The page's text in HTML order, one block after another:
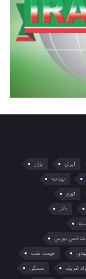
ایران
بازار
بودجه
تورم
دلار
شاخص بورس
قیمت نفت
ظریف
مسکن